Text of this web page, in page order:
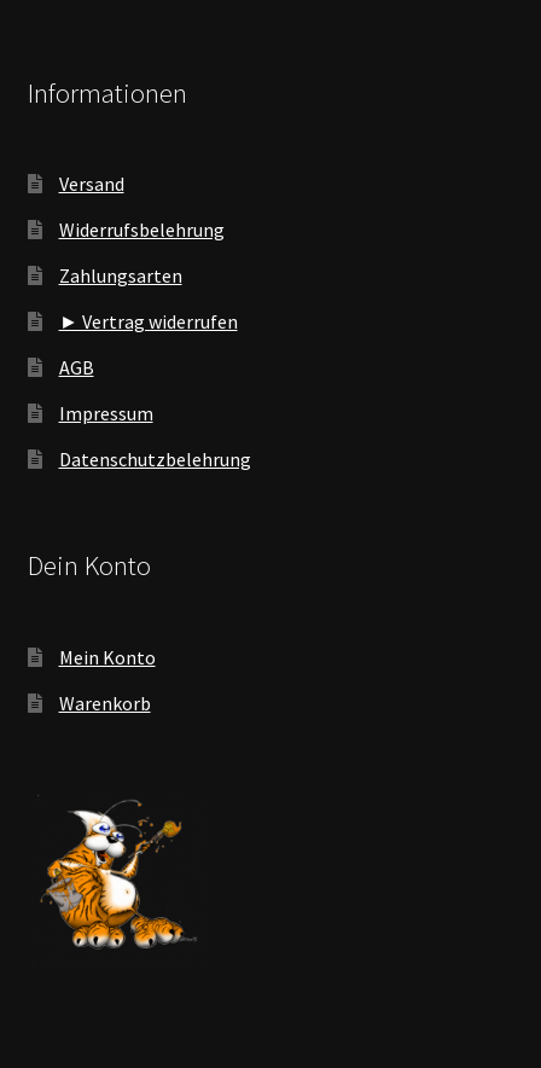
Informationen
Versand
Widerrufsbelehrung
Zahlungsarten
► Vertrag widerrufen
AGB
Impressum
Datenschutzbelehrung
Dein Konto
Mein Konto
Warenkorb